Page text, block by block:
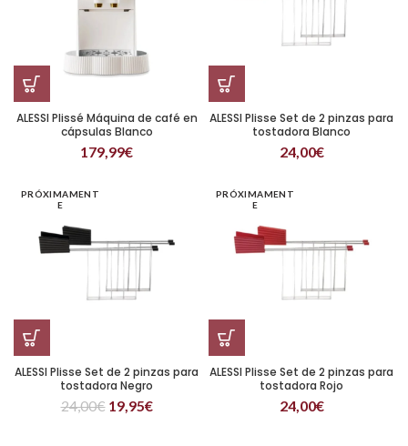
ALESSI Plissé Máquina de café en
cápsulas Blanco
179,99€
ALESSI Plisse Set de 2 pinzas para
tostadora Blanco
24,00€
PRÓXIMAMENT
E
ALESSI Plisse Set de 2 pinzas para
tostadora Negro
24,00€ 19,95€
PRÓXIMAMENT
E
ALESSI Plisse Set de 2 pinzas para
tostadora Rojo
24,00€